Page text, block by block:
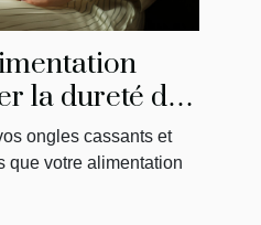
la dureté de
ongles cassants et
que votre alimentation